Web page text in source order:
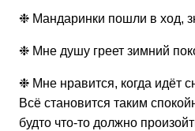
❉ Мандаринки пошли в ход,
❉ Мне душу греет зимний
❉ Мне нравится, когда идёт
Всё становится таким
будто что-то должно